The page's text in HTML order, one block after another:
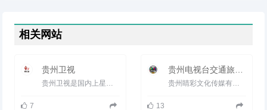
相关网站
贵州卫视
7
贵州睛彩文化传媒有限公司由贵州广电传媒集团主导、贵州中广传播有限公司、贵州省道路交通安全协会三家共同...
13